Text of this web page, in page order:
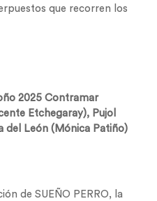
que recorren los
2025 Contramar
Etchegaray), Pujol
del León (Mónica Patiño)
de SUEÑO PERRO, la